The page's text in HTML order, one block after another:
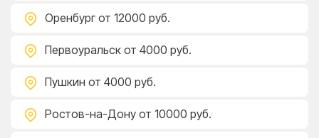
Оренбург от 12000 руб.
Первоуральск от 4000 руб.
Пушкин от 4000 руб.
Ростов-на-Дону от 10000 руб.